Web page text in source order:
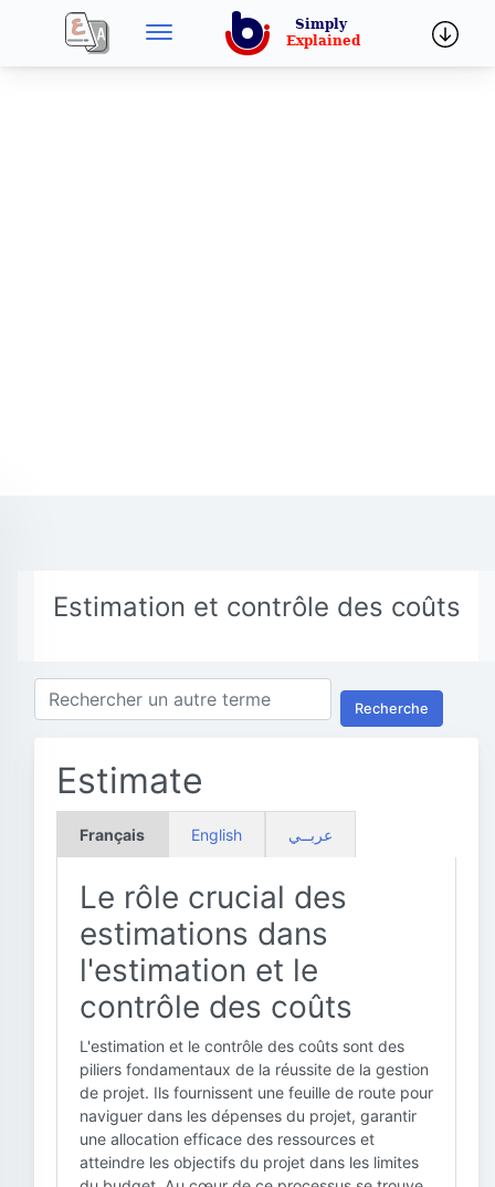
Estimation et contrôle des coûts
Recherche
Estimate
Français English عربــي
Le rôle crucial des
estimations dans
l'estimation et le
contrôle des coûts
L'estimation et le contrôle des coûts sont des
piliers fondamentaux de la réussite de la gestion
de projet. Ils fournissent une feuille de route pour
naviguer dans les dépenses du projet, garantir
une allocation efficace des ressources et
atteindre les objectifs du projet dans les limites